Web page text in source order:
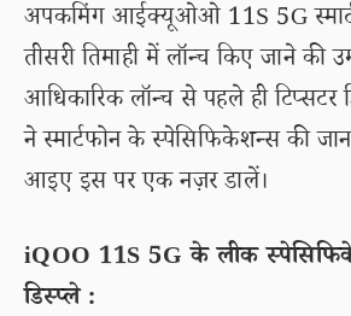
अपकमिंग आईक्यूओओ 11S 5G
तीसरी तिमाही में लॉन्च किए जाने की
आधिकारिक लॉन्च से पहले ही
ने स्मार्टफोन के स्पेसिफिकेशन्स की
आइए इस पर एक नज़र डालें।
iQOO 11S 5G के लीक
डिस्प्ले :